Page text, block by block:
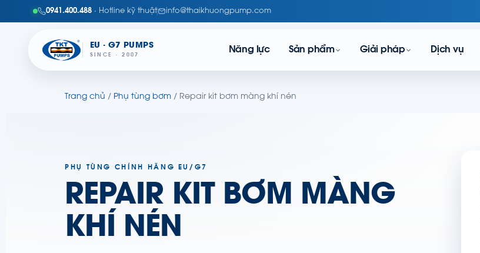
0941.400.488 · Hotline kỹ thuật info@thaikhuongpump.com
EU · G7 PUMPS
SINCE · 2007
Năng lực Sản phẩm Giải pháp Dịch vụ
Trang chủ / Phụ tùng bơm / Repair kit bơm màng khí nén
PHỤ TÙNG CHÍNH HÃNG EU/G7
REPAIR KIT BƠM MÀNG
KHÍ NÉN